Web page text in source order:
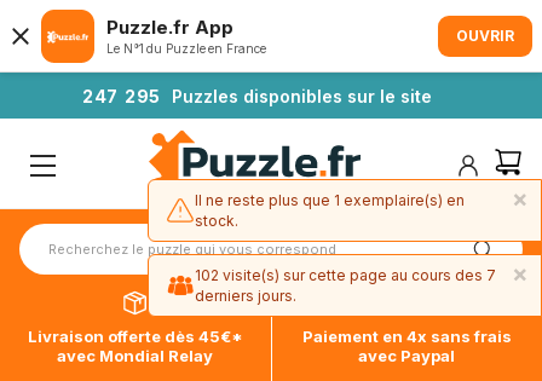
247 295 Puzzles disponibles sur le site
Livraison offerte dès 45€*
avec Mondial Relay
Paiement en 4x sans frais
avec Paypal
Puzzle.fr App
Le N°1 du Puzzle en France
OUVRIR
×
Il ne reste plus que 1 exemplaire(s) en
stock.
×
102 visite(s) sur cette page au cours des 7
derniers jours.
3 exemplaire(s) ont été commandé(s) ces
30 derniers jours.